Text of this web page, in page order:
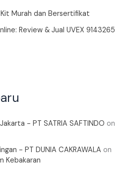
Murah dan Bersertifikat
Review & Jual UVEX 9143265
- PT SATRIA SAFTINDO on
- PT DUNIA CAKRAWALA on
Kebakaran